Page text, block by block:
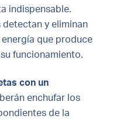
indispensable.
y eliminan
energía que produce
funcionamiento.
con un
enchufar los
de la